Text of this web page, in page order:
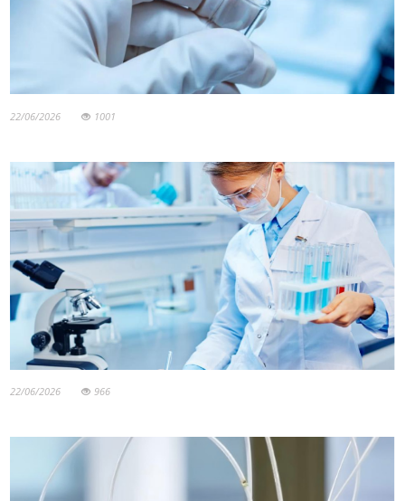
22/06/2026 1001
22/06/2026 966